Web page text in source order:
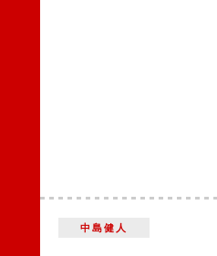
中島健人